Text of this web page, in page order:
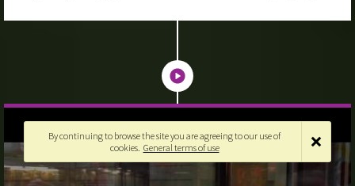
By continuing to browse the site you are agreeing to our use of
cookies. General terms of use